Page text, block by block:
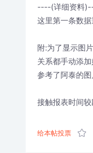
----(详细资料
这里第一条数
附:为了显示图
关系都手动添
参考了阿泰的
接触报表时间
给本帖投票